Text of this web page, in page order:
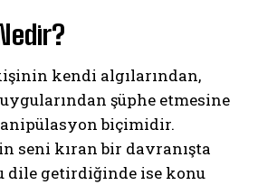
kendi algılarından,
şüphe etmesine
biçimidir.
seni kıran bir davranışta
dile getirdiğinde ise konu